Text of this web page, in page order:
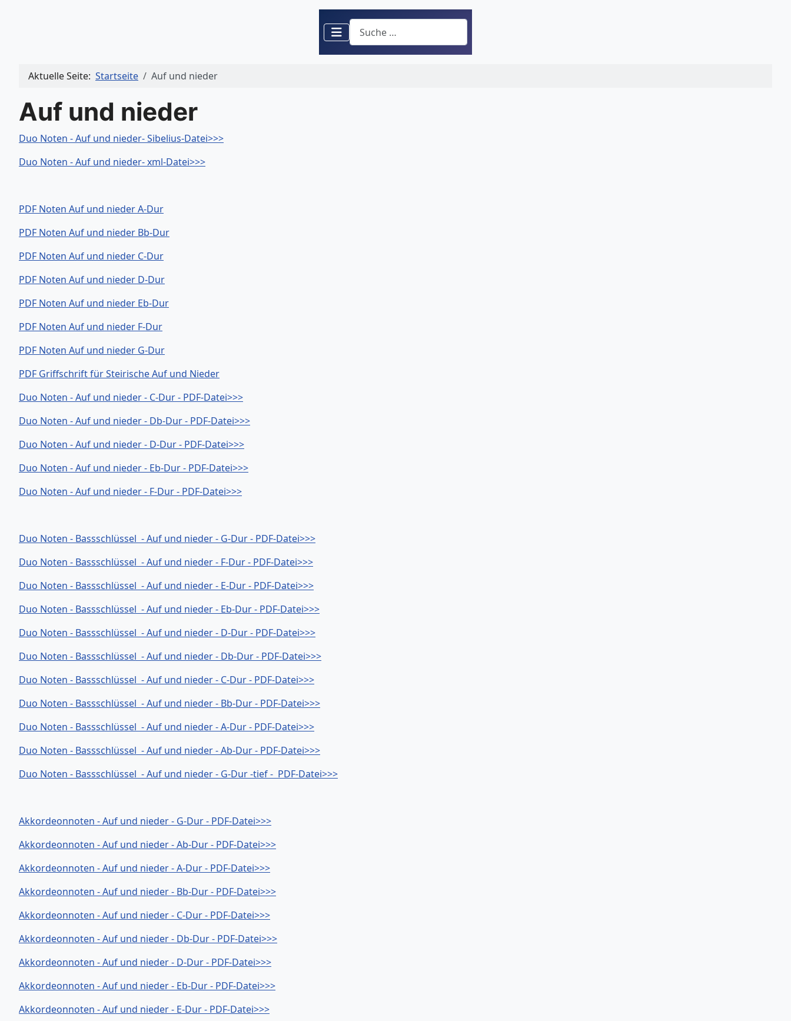
Suchen
Aktuelle Seite: Startseite Auf und nieder
Auf und nieder
Duo Noten - Auf und nieder- Sibelius-Datei>>>
Duo Noten - Auf und nieder- xml-Datei>>>
PDF Noten Auf und nieder A-Dur
PDF Noten Auf und nieder Bb-Dur
PDF Noten Auf und nieder C-Dur
PDF Noten Auf und nieder D-Dur
PDF Noten Auf und nieder Eb-Dur
PDF Noten Auf und nieder F-Dur
PDF Noten Auf und nieder G-Dur
PDF Griffschrift für Steirische Auf und Nieder
Duo Noten - Auf und nieder - C-Dur - PDF-Datei>>>
Duo Noten - Auf und nieder - Db-Dur - PDF-Datei>>>
Duo Noten - Auf und nieder - D-Dur - PDF-Datei>>>
Duo Noten - Auf und nieder - Eb-Dur - PDF-Datei>>>
Duo Noten - Auf und nieder - F-Dur - PDF-Datei>>>
Duo Noten - Bassschlüssel - Auf und nieder - G-Dur - PDF-Datei>>>
Duo Noten - Bassschlüssel - Auf und nieder - F-Dur - PDF-Datei>>>
Duo Noten - Bassschlüssel - Auf und nieder - E-Dur - PDF-Datei>>>
Duo Noten - Bassschlüssel - Auf und nieder - Eb-Dur - PDF-Datei>>>
Duo Noten - Bassschlüssel - Auf und nieder - D-Dur - PDF-Datei>>>
Duo Noten - Bassschlüssel - Auf und nieder - Db-Dur - PDF-Datei>>>
Duo Noten - Bassschlüssel - Auf und nieder - C-Dur - PDF-Datei>>>
Duo Noten - Bassschlüssel - Auf und nieder - Bb-Dur - PDF-Datei>>>
Duo Noten - Bassschlüssel - Auf und nieder - A-Dur - PDF-Datei>>>
Duo Noten - Bassschlüssel - Auf und nieder - Ab-Dur - PDF-Datei>>>
Duo Noten - Bassschlüssel - Auf und nieder - G-Dur -tief - PDF-Datei>>>
Akkordeonnoten - Auf und nieder - G-Dur - PDF-Datei>>>
Akkordeonnoten - Auf und nieder - Ab-Dur - PDF-Datei>>>
Akkordeonnoten - Auf und nieder - A-Dur - PDF-Datei>>>
Akkordeonnoten - Auf und nieder - Bb-Dur - PDF-Datei>>>
Akkordeonnoten - Auf und nieder - C-Dur - PDF-Datei>>>
Akkordeonnoten - Auf und nieder - Db-Dur - PDF-Datei>>>
Akkordeonnoten - Auf und nieder - D-Dur - PDF-Datei>>>
Akkordeonnoten - Auf und nieder - Eb-Dur - PDF-Datei>>>
Akkordeonnoten - Auf und nieder - E-Dur - PDF-Datei>>>